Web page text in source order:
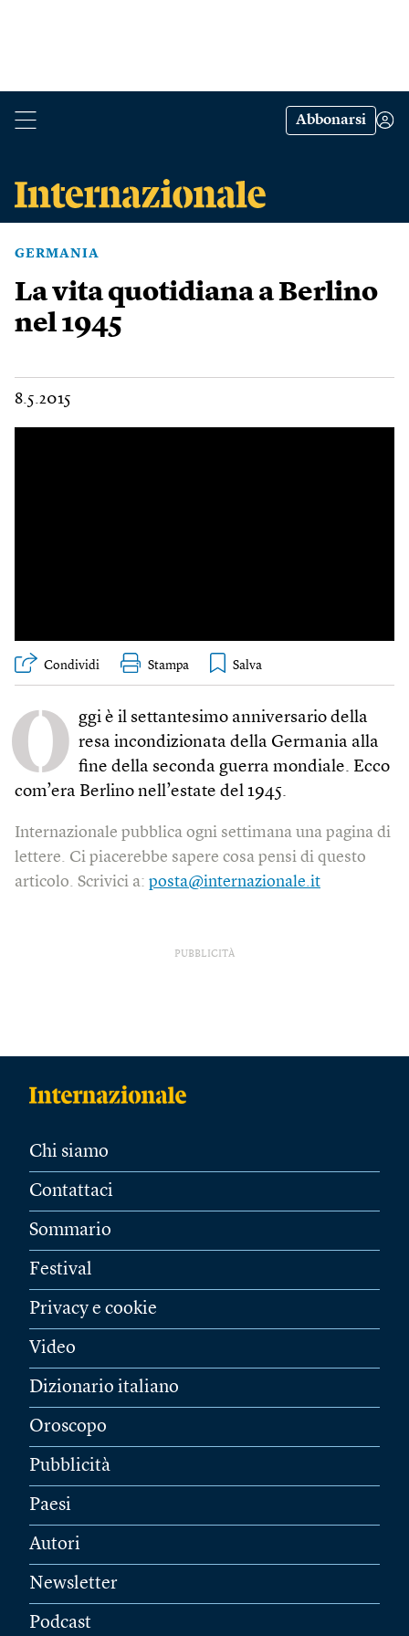
Abbonarsi
GERMANIA
La vita quotidiana a Berlino
nel 1945
8.5.2015
Condividi Stampa
O ggi è il settantesimo anniversario della
resa incondizionata della Germania alla
fine della seconda guerra mondiale. Ecco
com’era Berlino nell’estate del 1945.
Internazionale pubblica ogni settimana una pagina di
lettere. Ci piacerebbe sapere cosa pensi di questo
articolo. Scrivici a: posta@internazionale.it
PUBBLICITÀ
Chi siamo
Contattaci
Sommario
Festival
Privacy e cookie
Video
Dizionario italiano
Oroscopo
Pubblicità
Paesi
Autori
Newsletter
Podcast